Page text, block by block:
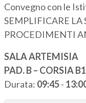
Convegno con le
SEMPLIFICARE LA
PROCEDIMENTI
SALA ARTEMISIA
PAD. B – CORSIA B1
Durata: 09:45-